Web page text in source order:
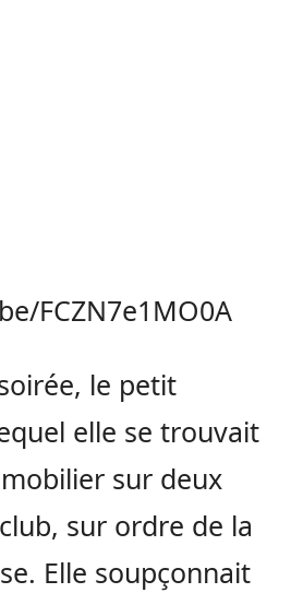
FCZN7e1MO0A
le petit
elle se trouvait
sur deux
sur ordre de la
Elle soupçonnait